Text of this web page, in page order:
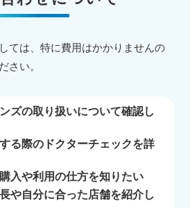
ては、特に費用はかかりませんの
さい。
ズの取り扱いについて確認し
る際のドクターチェックを詳
入や利用の仕方を知りたい
や自分に合った店舗を紹介し